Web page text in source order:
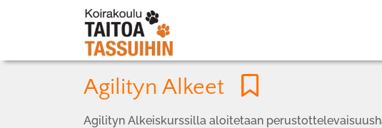
Agilityn Alkeet
Agilityn Alkeiskurssilla aloitetaan